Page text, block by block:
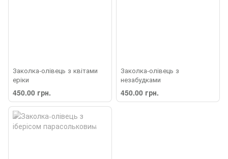
Заколка-олівець з квітами
еріки
450.00 грн.
Заколка-олівець з
незабудками
450.00 грн.